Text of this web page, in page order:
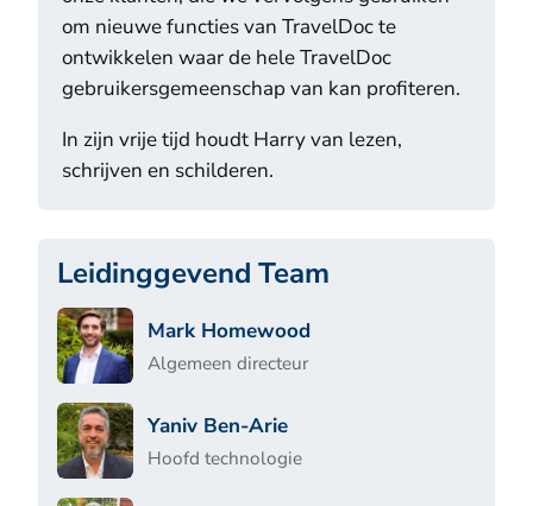
om nieuwe functies van TravelDoc te
ontwikkelen waar de hele TravelDoc
gebruikersgemeenschap van kan profiteren.
In zijn vrije tijd houdt Harry van lezen,
schrijven en schilderen.
Leidinggevend Team
Mark Homewood
Algemeen directeur
Yaniv Ben-Arie
Hoofd technologie